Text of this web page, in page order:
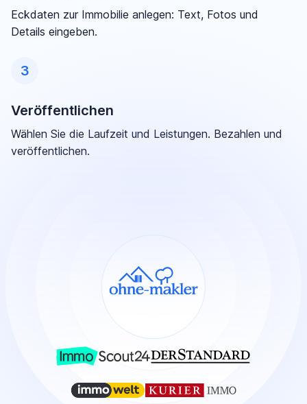
Eckdaten zur Immobilie anlegen: Text, Fotos und
Details eingeben.
3
Veröffentlichen
Wählen Sie die Laufzeit und Leistungen. Bezahlen und
veröffentlichen.